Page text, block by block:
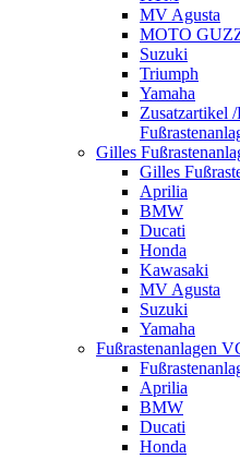
MV Agusta
MOTO
Suzuki
Triumph
Yamaha
Zusatzartikel
Gilles
Gilles
Aprilia
BMW
Ducati
Honda
Kawasaki
MV Agusta
Suzuki
Yamaha
Fußrastenanlagen
Aprilia
BMW
Ducati
Honda